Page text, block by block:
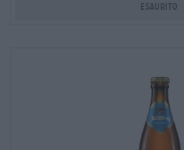
Esaurito